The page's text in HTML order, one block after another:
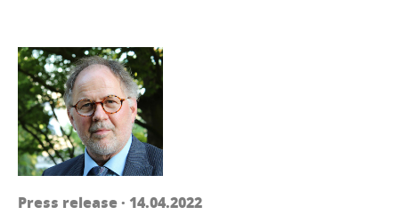
Press release · 14.04.2022